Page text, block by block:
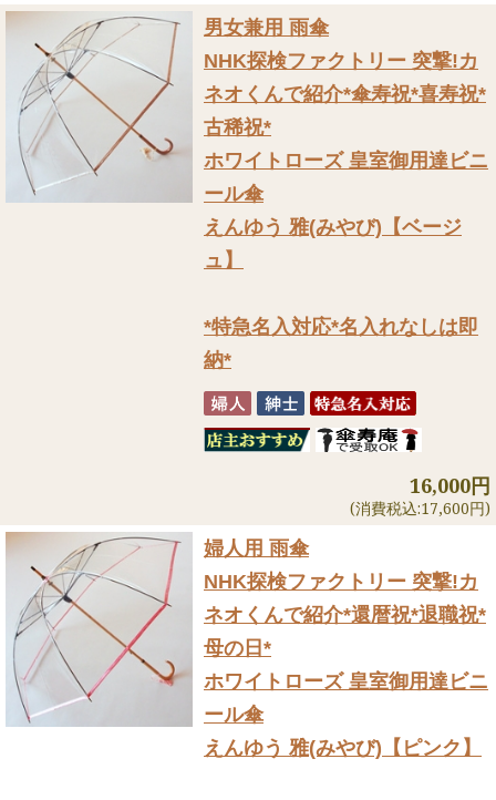
男女兼用 雨傘
NHK探検ファクトリー 突撃!カ
ネオくんで紹介*傘寿祝*喜寿祝*
古稀祝*
ホワイトローズ 皇室御用達ビニ
ール傘
えんゆう 雅(みやび)【ベージ
ュ】
*特急名入対応*名入れなしは即
納*
16,000円
(消費税込:17,600円)
婦人用 雨傘
NHK探検ファクトリー 突撃!カ
ネオくんで紹介*還暦祝*退職祝*
母の日*
ホワイトローズ 皇室御用達ビニ
ール傘
えんゆう 雅(みやび)【ピンク】